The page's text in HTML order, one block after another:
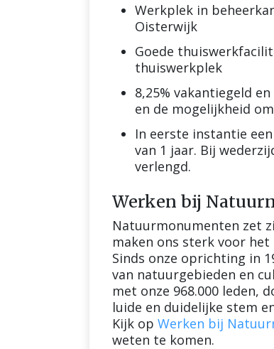
Werkplek in
Oisterwijk
Goede
thuiswerkplek
8,25% vakantiegeld
en de mogelijkheid
In eerste instantie
van 1 jaar. Bij
verlengd.
Werken bij
Natuurmonumenten zet
maken ons sterk voor
Sinds onze oprichting in
van natuurgebieden en
met onze 968.000 leden,
luide en duidelijke stem
Kijk op Werken bij
weten te komen.